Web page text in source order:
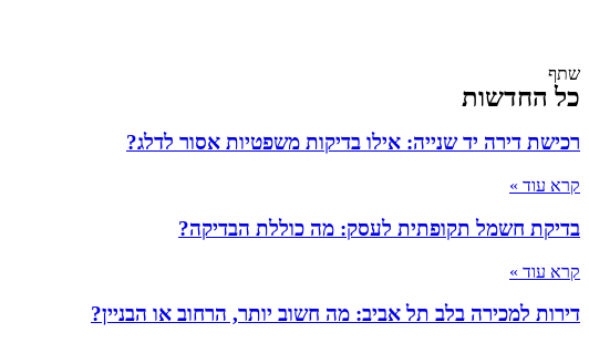
שתף
כל החדשות
רכישת דירה יד שנייה: אילו בדיקות משפטיות אסור לדלג?
קרא עוד »
בדיקת חשמל תקופתית לעסק: מה כוללת הבדיקה?
קרא עוד »
דירות למכירה בלב תל אביב: מה חשוב יותר, הרחוב או הבניין?